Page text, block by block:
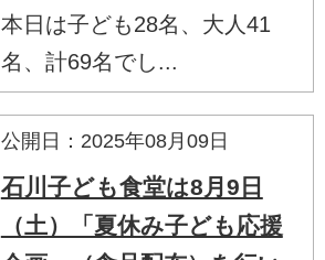
本日は子ども28名、大人41
名、計69名でし...
公開日：2025年08月09日
石川子ども食堂は8月9日
（土）「夏休み子ども応援